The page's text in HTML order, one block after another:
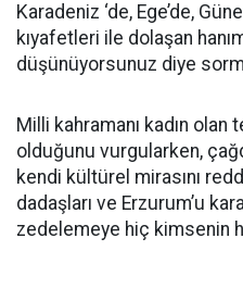
Karadeniz ‘de, Ege’de,
kıyafetleri ile dolaşan
düşünüyorsunuz diye
Milli kahramanı kadın olan
olduğunu vurgularken,
kendi kültürel mirasını
dadaşları ve Erzurum’u
zedelemeye hiç kimsenin